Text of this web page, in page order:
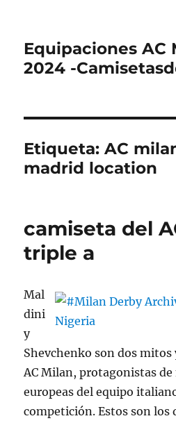
Equipaciones AC
2024 -
Etiqueta:AC
madrid location
camiseta del
triple a
Mal
dini
y
Shevchenko son dos mitos
AC Milan, protagonistas de
europeas del equipo
competición. Estos son los